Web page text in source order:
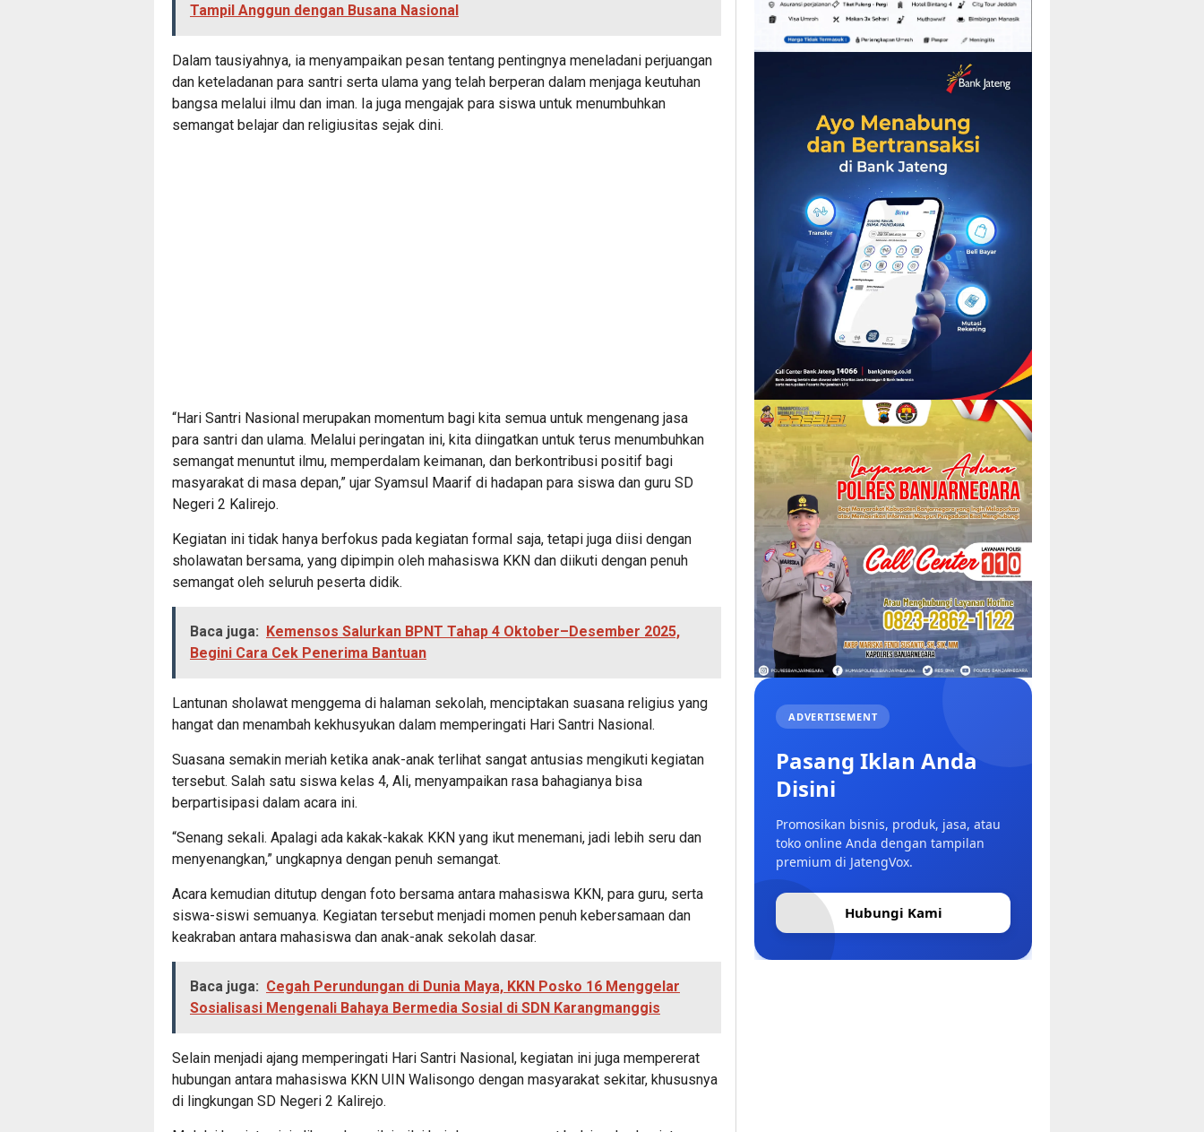
Tampil Anggun dengan Busana Nasional
Dalam tausiyahnya, ia menyampaikan pesan tentang pentingnya meneladani perjuangan
dan keteladanan para santri serta ulama yang telah berperan dalam menjaga keutuhan
bangsa melalui ilmu dan iman. Ia juga mengajak para siswa untuk menumbuhkan
semangat belajar dan religiusitas sejak dini.
“Hari Santri Nasional merupakan momentum bagi kita semua untuk mengenang jasa
para santri dan ulama. Melalui peringatan ini, kita diingatkan untuk terus menumbuhkan
semangat menuntut ilmu, memperdalam keimanan, dan berkontribusi positif bagi
masyarakat di masa depan,” ujar Syamsul Maarif di hadapan para siswa dan guru SD
Negeri 2 Kalirejo.
Kegiatan ini tidak hanya berfokus pada kegiatan formal saja, tetapi juga diisi dengan
sholawatan bersama, yang dipimpin oleh mahasiswa KKN dan diikuti dengan penuh
semangat oleh seluruh peserta didik.
Baca juga: Kemensos Salurkan BPNT Tahap 4 Oktober–Desember 2025,
Begini Cara Cek Penerima Bantuan
Lantunan sholawat menggema di halaman sekolah, menciptakan suasana religius yang
hangat dan menambah kekhusyukan dalam memperingati Hari Santri Nasional.
Suasana semakin meriah ketika anak-anak terlihat sangat antusias mengikuti kegiatan
tersebut. Salah satu siswa kelas 4, Ali, menyampaikan rasa bahagianya bisa
berpartisipasi dalam acara ini.
“Senang sekali. Apalagi ada kakak-kakak KKN yang ikut menemani, jadi lebih seru dan
menyenangkan,” ungkapnya dengan penuh semangat.
Acara kemudian ditutup dengan foto bersama antara mahasiswa KKN, para guru, serta
siswa-siswi semuanya. Kegiatan tersebut menjadi momen penuh kebersamaan dan
keakraban antara mahasiswa dan anak-anak sekolah dasar.
Baca juga: Cegah Perundungan di Dunia Maya, KKN Posko 16 Menggelar
Sosialisasi Mengenali Bahaya Bermedia Sosial di SDN Karangmanggis
Selain menjadi ajang memperingati Hari Santri Nasional, kegiatan ini juga mempererat
hubungan antara mahasiswa KKN UIN Walisongo dengan masyarakat sekitar, khususnya
di lingkungan SD Negeri 2 Kalirejo.
ADVERTISEMENT
Pasang Iklan Anda
Disini
Promosikan bisnis, produk, jasa, atau
toko online Anda dengan tampilan
premium di JatengVox.
Hubungi Kami